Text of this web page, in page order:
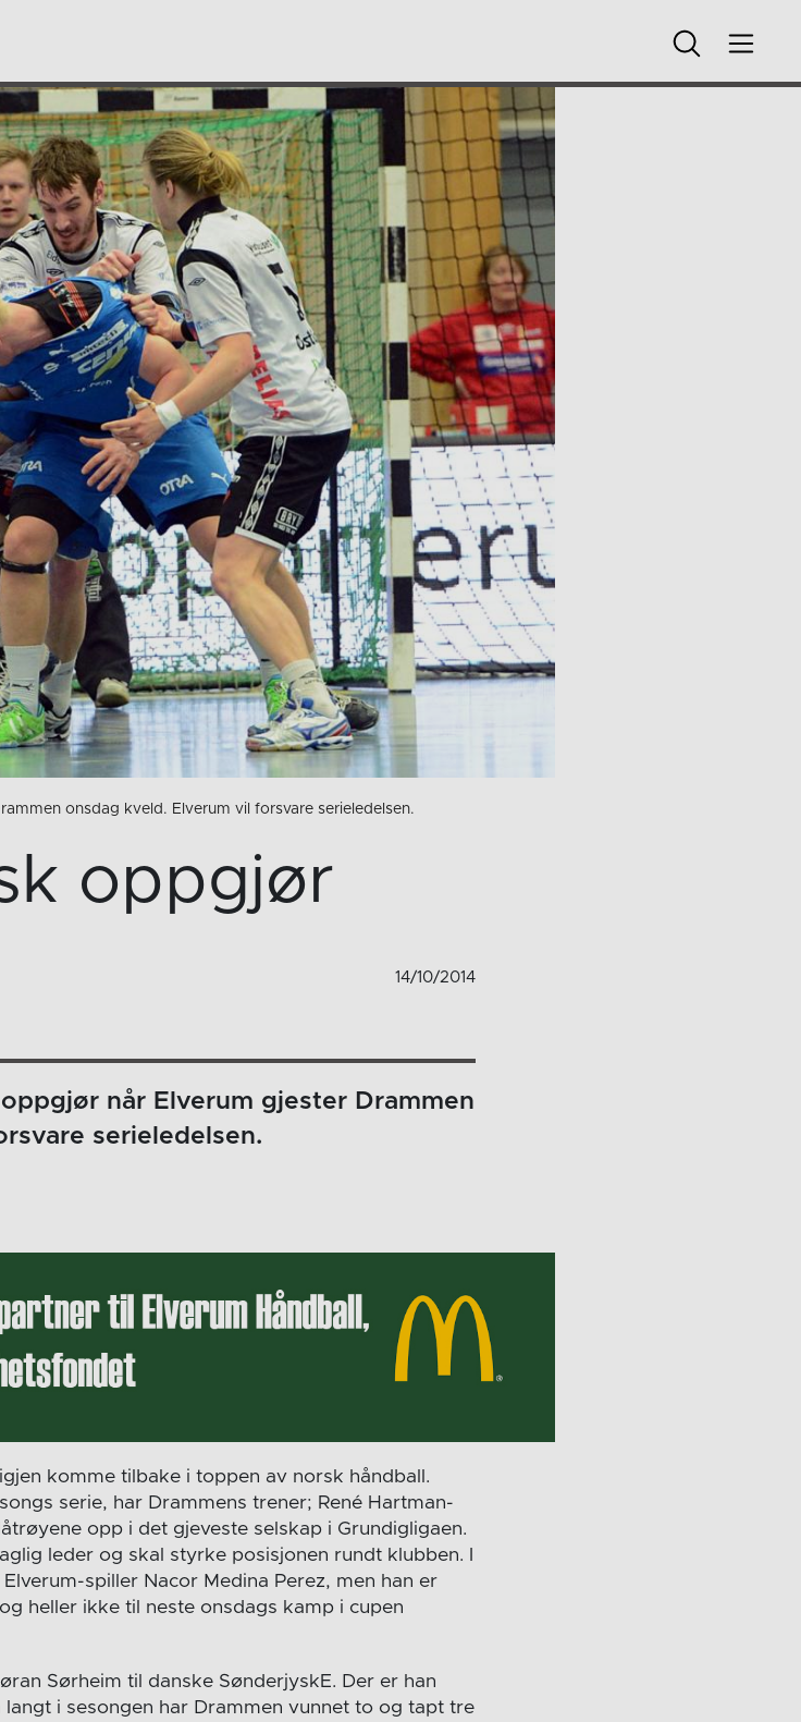
onsdag kveld. Elverum vil forsvare serieledelsen.
oppgjør
14/10/2014
når Elverum gjester Drammen
serieledelsen.
komme tilbake i toppen av norsk håndball.
serie, har Drammens trener; René Hartman-
opp i det gjeveste selskap i Grundigligaen.
leder og skal styrke posisjonen rundt klubben. I
spiller Nacor Medina Perez, men han er
heller ikke til neste onsdags kamp i cupen
Sørheim til danske SønderjyskE. Der er han
langt i sesongen har Drammen vunnet to og tapt tre